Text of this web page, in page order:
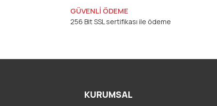
GÜVENLİ ÖDEME
256 Bit SSL sertifikası ile ödeme
KURUMSAL